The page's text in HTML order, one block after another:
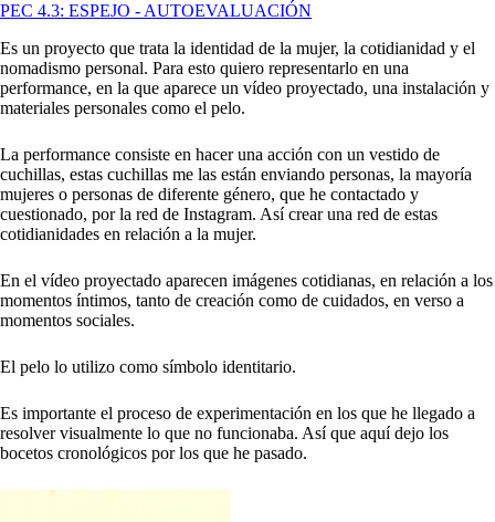
PEC 4.3: ESPEJO - AUTOEVALUACIÓN
Es un proyecto que trata la identidad de la mujer, la cotidianidad y el
nomadismo personal. Para esto quiero representarlo en una
performance, en la que aparece un vídeo proyectado, una instalación y
materiales personales como el pelo.
La performance consiste en hacer una acción con un vestido de
cuchillas, estas cuchillas me las están enviando personas, la mayoría
mujeres o personas de diferente género, que he contactado y
cuestionado, por la red de Instagram. Así crear una red de estas
cotidianidades en relación a la mujer.
En el vídeo proyectado aparecen imágenes cotidianas, en relación a los
momentos íntimos, tanto de creación como de cuidados, en verso a
momentos sociales.
El pelo lo utilizo como símbolo identitario.
Es importante el proceso de experimentación en los que he llegado a
resolver visualmente lo que no funcionaba. Así que aquí dejo los
bocetos cronológicos por los que he pasado.